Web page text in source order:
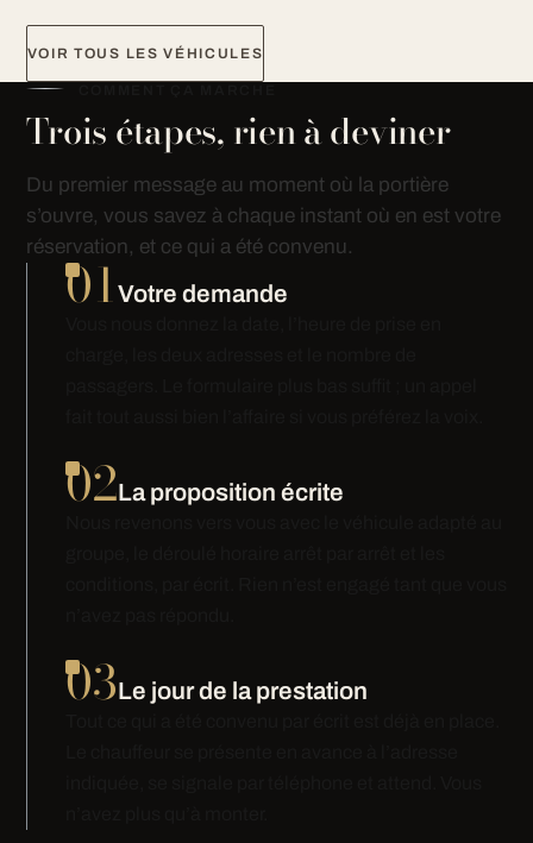
VOIR TOUS LES VÉHICULES
Trois étapes, rien à deviner
Du premier message au moment où la portière
s’ouvre, vous savez à chaque instant où en est votre
réservation, et ce qui a été convenu.
01Votre demande
02La proposition écrite
03Le jour de la prestation